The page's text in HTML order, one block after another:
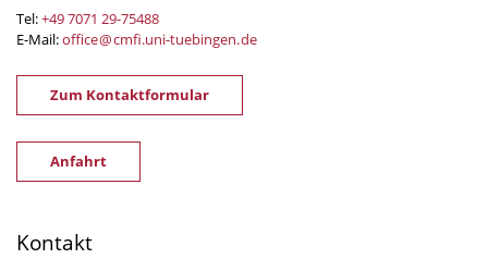
Tel:+49 7071 29-75488
E-Mail:office@cmfi.uni-tuebingen.de
Zum Kontaktformular
Anfahrt
Kontakt